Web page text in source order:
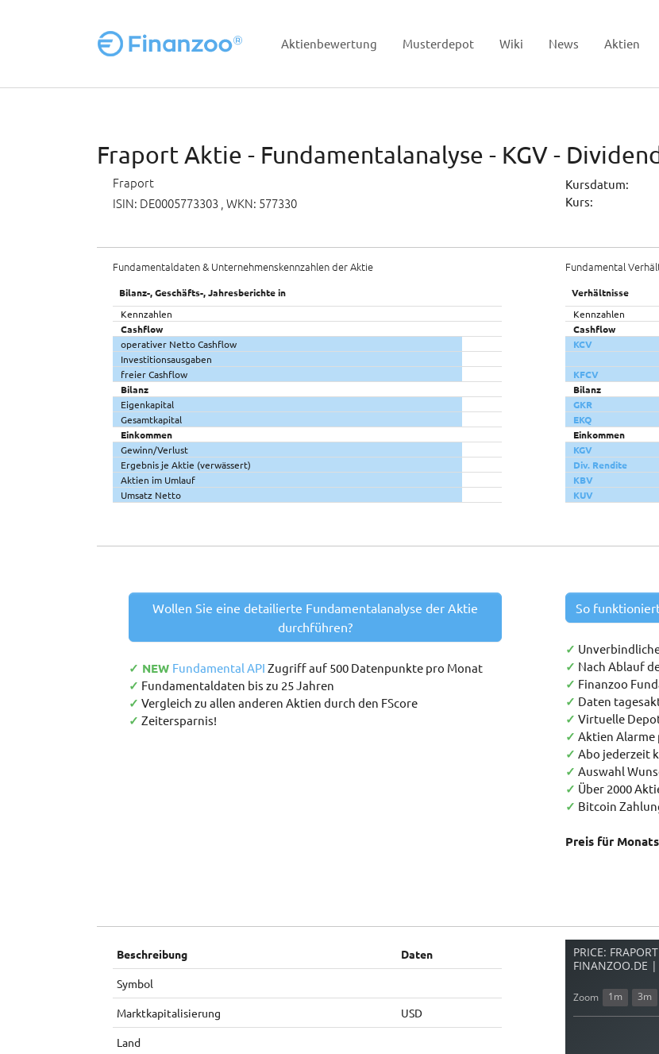
Aktienbewertung Musterdepot Wiki News Aktien
Fraport Aktie - Fundamentalanalyse - KGV -
Fraport
ISIN: DE0005773303 , WKN: 577330
Kursdatum:
Kurs:
Fundamentaldaten & Unternehmenskennzahlen der Aktie
Bilanz-, Geschäfts-, Jahresberichte in
Kennzahlen
Cashflow
operativer Netto Cashflow
Investitionsausgaben
freier Cashflow
Bilanz
Eigenkapital
Gesamtkapital
Einkommen
Gewinn/Verlust
Ergebnis je Aktie (verwässert)
Aktien im Umlauf
Umsatz Netto
Fundamental
Verhältnisse
Kennzahlen
Cashflow
KCV
KFCV
Bilanz
GKR
EKQ
Einkommen
KGV
Div. Rendite
KBV
KUV
Wollen Sie eine detailierte Fundamentalanalyse der Aktie
durchführen?
✓ NEW Fundamental API Zugriff auf 500 Datenpunkte pro Monat
✓ Fundamentaldaten bis zu 25 Jahren
✓ Vergleich zu allen anderen Aktien durch den FScore
✓ Zeitersparnis!
So
✓
✓ Nach Ablauf
✓ Finanzoo
✓ Daten
✓ Virtuelle
✓ Aktien Alarme
✓ Abo jederzeit
✓ Auswahl
✓ Über 2000
✓ Bitcoin
Preis für
Beschreibung Daten
Symbol
Marktkapitalisierung USD
Land
PRICE:
FINANZOO.DE |
Zoom 1m 3m